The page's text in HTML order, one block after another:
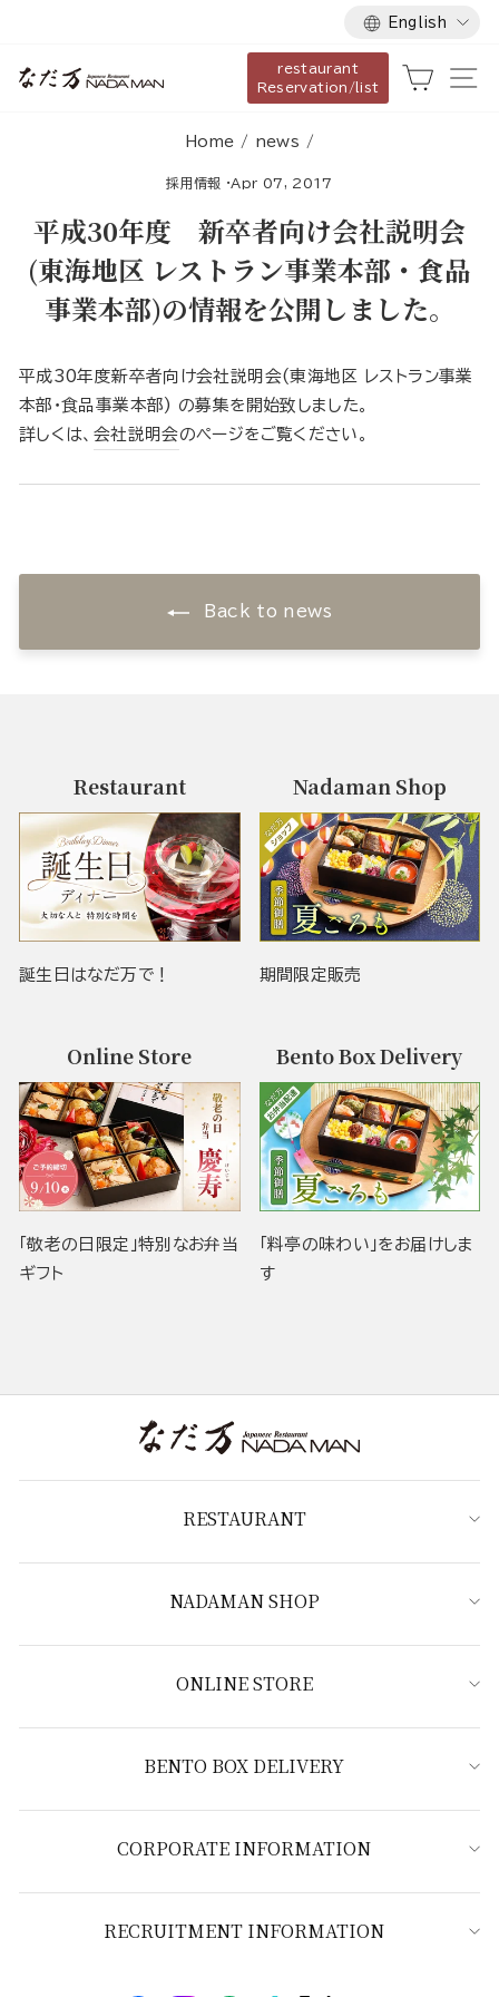
content
Language
English
restaurant
Reservation/list
Cart
Home / news /
採用情報 ·Apr 07, 2017
平成30年度 新卒者向け会社説明会
(東海地区 レストラン事業本部・食品
事業本部)の情報を公開しました。
平成30年度新卒者向け会社説明会(東海地区 レストラン事業
本部・食品事業本部) の募集を開始致しました。
詳しくは、 会社説明会のページをご覧ください。
Back to news
Restaurant
誕生日はなだ万で！
Nadaman Shop
期間限定販売
Online Store
「敬老の日限定」特別なお弁当
ギフト
Bento Box Delivery
「料亭の味わい」をお届けしま
す
RESTAURANT
NADAMAN SHOP
ONLINE STORE
BENTO BOX DELIVERY
CORPORATE INFORMATION
RECRUITMENT INFORMATION